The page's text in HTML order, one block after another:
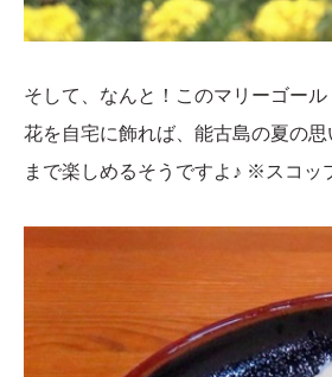
そして、なんと！このマリーゴー
花を自宅に飾れば、能古島の夏の
まで楽しめるそうですよ♪ ※スコッ